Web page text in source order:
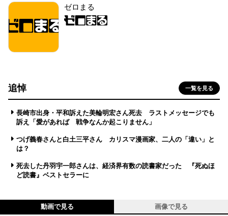
ゼロまる
追悼 一覧を見る
長崎市出身・平和訴えた美輪明宏さん死去 ラストメッセージでも
訴え「愛があれば 戦争なんか起こりません」
つげ義春さんと白土三平さん カリスマ漫画家、二人の「違い」と
は？
死去した丹羽宇一郎さんは、経済界有数の読書家だった 『死ぬほ
ど読書』ベストセラーに
動画で見る 画像で見る